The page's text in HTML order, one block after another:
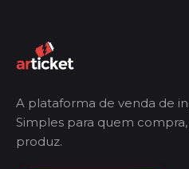
A plataforma de venda de
Simples para quem
produz.